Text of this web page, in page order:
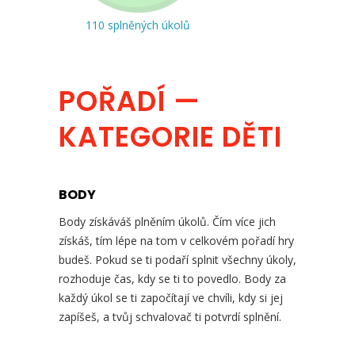
110 splněných úkolů
POŘADÍ —
KATEGORIE DĚTI
BODY
Body získáváš plněním úkolů. Čím více jich
získáš, tím lépe na tom v celkovém pořadí hry
budeš. Pokud se ti podaří splnit všechny úkoly,
rozhoduje čas, kdy se ti to povedlo. Body za
každý úkol se ti započítají ve chvíli, kdy si jej
zapíšeš, a tvůj schvalovač ti potvrdí splnění.